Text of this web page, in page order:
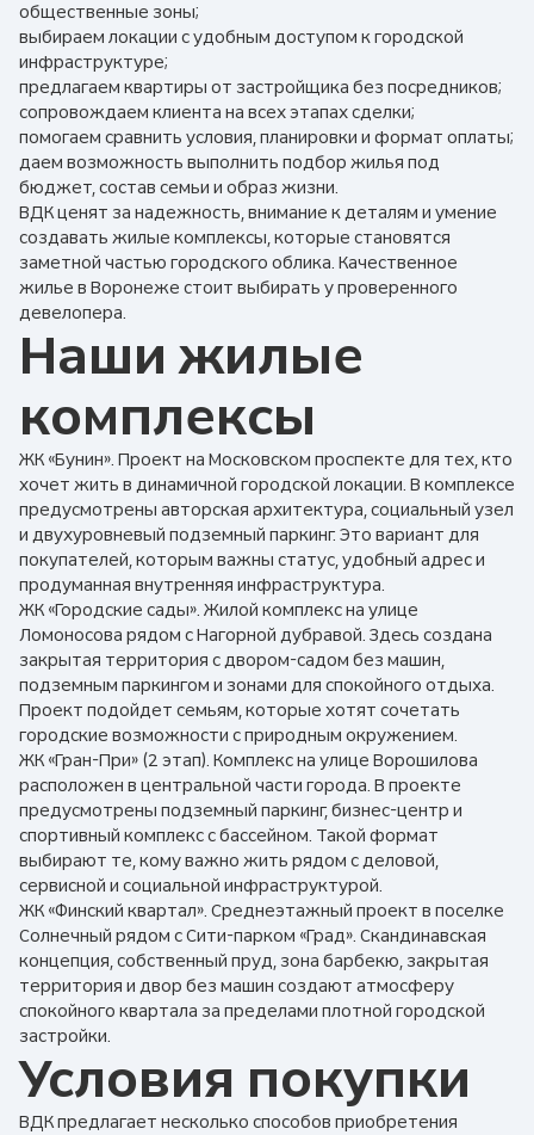
общественные зоны;
выбираем локации с удобным доступом к городской
инфраструктуре;
предлагаем квартиры от застройщика без посредников;
сопровождаем клиента на всех этапах сделки;
помогаем сравнить условия, планировки и формат оплаты;
даем возможность выполнить подбор жилья под
бюджет, состав семьи и образ жизни.
ВДК ценят за надежность, внимание к деталям и умение
создавать жилые комплексы, которые становятся
заметной частью городского облика. Качественное
жилье в Воронеже стоит выбирать у проверенного
девелопера.
Наши жилые
комплексы
ЖК «Бунин». Проект на Московском проспекте для тех, кто
хочет жить в динамичной городской локации. В комплексе
предусмотрены авторская архитектура, социальный узел
и двухуровневый подземный паркинг. Это вариант для
покупателей, которым важны статус, удобный адрес и
продуманная внутренняя инфраструктура.
ЖК «Городские сады». Жилой комплекс на улице
Ломоносова рядом с Нагорной дубравой. Здесь создана
закрытая территория с двором-садом без машин,
подземным паркингом и зонами для спокойного отдыха.
Проект подойдет семьям, которые хотят сочетать
городские возможности с природным окружением.
ЖК «Гран-При» (2 этап). Комплекс на улице Ворошилова
расположен в центральной части города. В проекте
предусмотрены подземный паркинг, бизнес-центр и
спортивный комплекс с бассейном. Такой формат
выбирают те, кому важно жить рядом с деловой,
сервисной и социальной инфраструктурой.
ЖК «Финский квартал». Среднеэтажный проект в поселке
Солнечный рядом с Сити-парком «Град». Скандинавская
концепция, собственный пруд, зона барбекю, закрытая
территория и двор без машин создают атмосферу
спокойного квартала за пределами плотной городской
застройки.
Условия покупки
ВДК предлагает несколько способов приобретения